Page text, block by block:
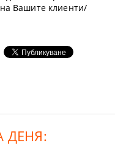
Вашите клиенти/
ДЕНЯ: